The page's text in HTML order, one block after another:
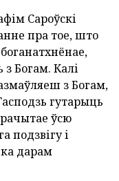
Сароўскі
пра тое, што
боганатхнёнае,
Богам. Калі
з Богам,
гутарыць
ўсю
подзвігу і
дарам